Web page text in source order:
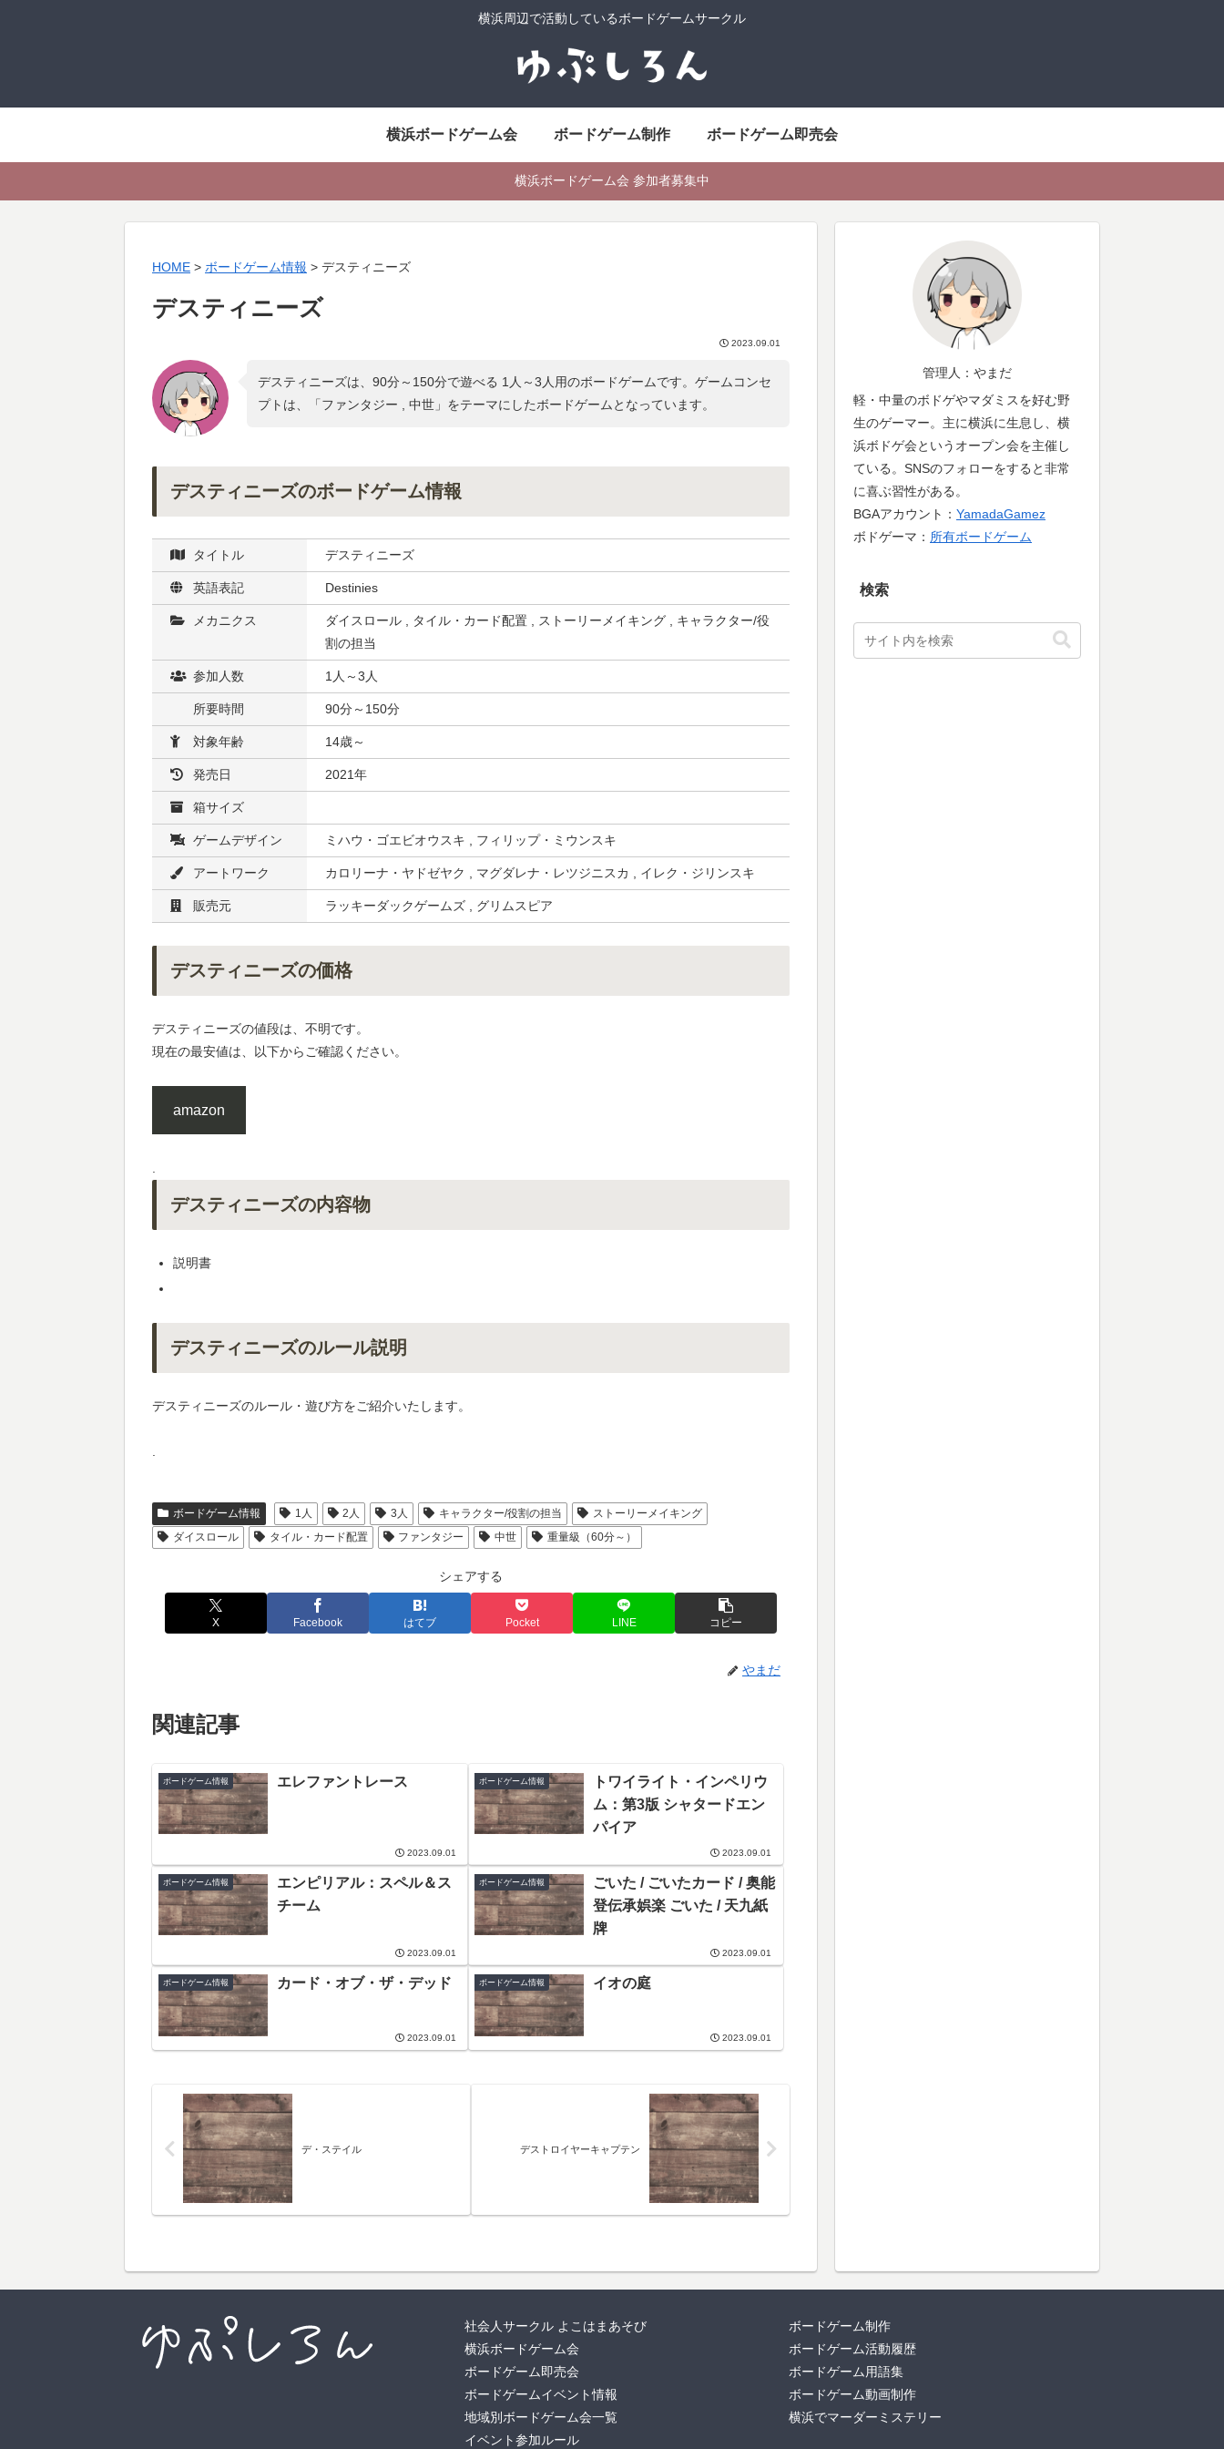
横浜周辺で活動しているボードゲームサークル
横浜ボードゲーム会 ボードゲーム制作 ボードゲーム即売会
横浜ボードゲーム会 参加者募集中
HOME > ボードゲーム情報 > デスティニーズ
デスティニーズ
2023.09.01
デスティニーズは、90分～150分で遊べる 1人～3人用のボードゲームです。ゲームコンセ
プトは、「ファンタジー , 中世 」をテーマにしたボードゲームとなっています。
デスティニーズのボードゲーム情報
タイトル デスティニーズ
英語表記 Destinies
メカニクス
ダイスロール , タイル・カード配置 , ストーリーメイキング , キャラクター/役
割の担当
参加人数 1人～3人
所要時間 90分～150分
対象年齢 14歳～
発売日 2021年
箱サイズ
ゲームデザイン ミハウ・ゴエビオウスキ , フィリップ・ミウンスキ
アートワーク カロリーナ・ヤドゼヤク , マグダレナ・レツジニスカ , イレク・ジリンスキ
販売元 ラッキーダックゲームズ , グリムスピア
デスティニーズの価格
デスティニーズの値段は、不明です。
現在の最安値は、以下からご確認ください。
amazon
.
デスティニーズの内容物
説明書
デスティニーズのルール説明
デスティニーズのルール・遊び方をご紹介いたします。
.
ボードゲーム情報 1人 2人 3人 キャラクター/役割の担当
ストーリーメイキング
ダイスロール
タイル・カード配置 ファンタジー 中世 重量級（60分～）
シェアする
X Facebook はてブ Pocket LINE コピー
やまだ
関連記事
ボードゲーム情報 エレファントレース
2023.09.01
ボードゲーム情報
トワイライト・インペリウ
ム：第3版 シャタードエン
パイア
2023.09.01
ボードゲーム情報
エンピリアル：スペル＆ス
チーム
2023.09.01
ボードゲーム情報
ごいた / ごいたカード / 奥能
登伝承娯楽 ごいた / 天九紙
牌
2023.09.01
ボードゲーム情報 カード・オブ・ザ・デッド
2023.09.01
ボードゲーム情報 イオの庭
2023.09.01
デ・ステイル デストロイヤーキャプテン
管理人：やまだ
軽・中量のボドゲやマダミスを好む野
生のゲーマー。主に横浜に生息し、横
浜ボドゲ会というオープン会を主催し
ている。SNSのフォローをすると非常
に喜ぶ習性がある。
BGAアカウント： YamadaGamez
ボドゲーマ： 所有ボードゲーム
検索
社会人サークル よこはまあそび
横浜ボードゲーム会
ボードゲーム即売会
ボードゲームイベント情報
地域別ボードゲーム会一覧
イベント参加ルール
ボードゲーム制作
ボードゲーム活動履歴
ボードゲーム用語集
ボードゲーム動画制作
横浜でマーダーミステリー